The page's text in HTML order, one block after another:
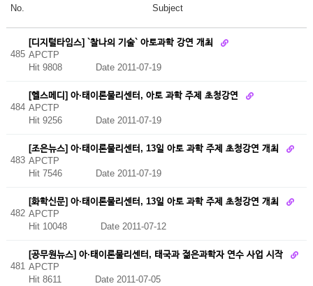
No. Subject
485
[디지털타임스] `찰나의 기술` 아토과학 강연 개최
APCTP
Hit 9808
Date 2011-07-19
484
[헬스메디] 아·태이론물리센터, 아토 과학 주제 초청강연
APCTP
Hit 9256
Date 2011-07-19
483
[조은뉴스] 아·태이론물리센터, 13일 아토 과학 주제 초청강연 개최
APCTP
Hit 7546
Date 2011-07-19
482
[화학신문] 아·태이론물리센터, 13일 아토 과학 주제 초청강연 개최
APCTP
Hit 10048
Date 2011-07-12
481
[공무원뉴스] 아·태이론물리센터, 태국과 젊은과학자 연수 사업 시작
APCTP
Hit 8611
Date 2011-07-05